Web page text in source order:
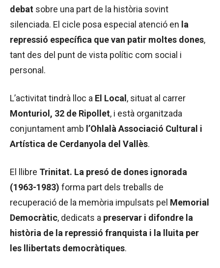
debat sobre una part de la història sovint
silenciada. El cicle posa especial atenció en la
repressió específica que van patir moltes dones,
tant des del punt de vista polític com social i
personal.
L’activitat tindrà lloc a El Local , situat al carrer
Monturiol, 32 de Ripollet, i està organitzada
conjuntament amb l’Ohlalà Associació Cultural i
Artística de Cerdanyola del Vallès.
El llibre Trinitat. La presó de dones ignorada
(1963-1983) forma part dels treballs de
recuperació de la memòria impulsats pel Memorial
Democràtic, dedicats a preservar i difondre la
història de la repressió franquista i la lluita per
les llibertats democràtiques.